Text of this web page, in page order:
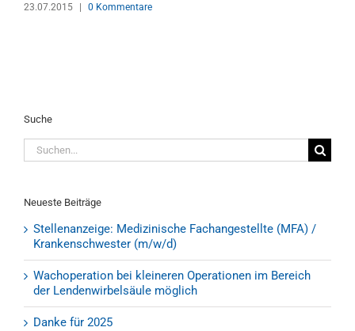
23.07.2015 0 Kommentare
Suche
Suche
nach:
Neueste Beiträge
Stellenanzeige: Medizinische Fachangestellte (MFA) /
Krankenschwester (m/w/d)
Wachoperation bei kleineren Operationen im Bereich
der Lendenwirbelsäule möglich
Danke für 2025